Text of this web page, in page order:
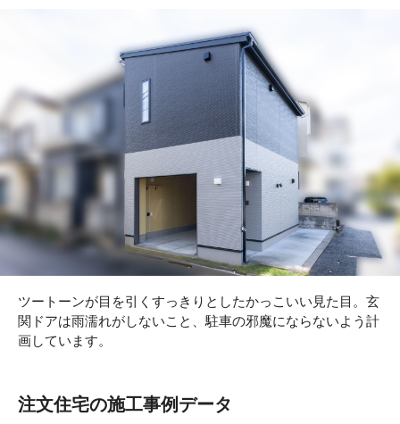
ツートーンが目を引くすっきりとしたかっこいい見た目。玄
関ドアは雨濡れがしないこと、駐車の邪魔にならないよう計
画しています。
注文住宅の施工事例データ